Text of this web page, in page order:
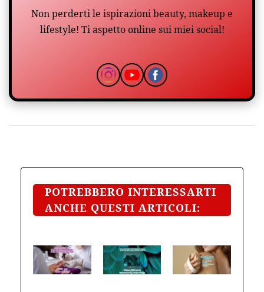
Non perderti le ispirazioni beauty, makeup e
lifestyle! Ti aspetto online sui miei social!
POTREBBERO INTERESSARTI
ANCHE QUESTI ARTICOLI: